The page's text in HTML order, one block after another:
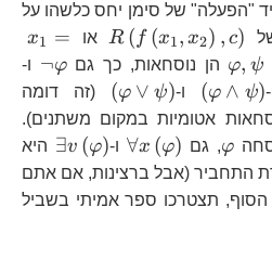
"הפעלה" של סימן יחס כלשהו על
R ( f (x1, x2) , c) או x1 =
φ, ψ הן נוסחאות, כך גם ¬φ ו-
(φ ∧ ψ) ו- (φ ∨ ψ)
(זה דומה
אטומיות במקום משתנים).
x φ, גם ∀x (φ) ו- ∃v (φ)
היא
התחביר (אבל ברצינות, אם אתם
הסוף, תצטרכו ספר אמיתי בשביל